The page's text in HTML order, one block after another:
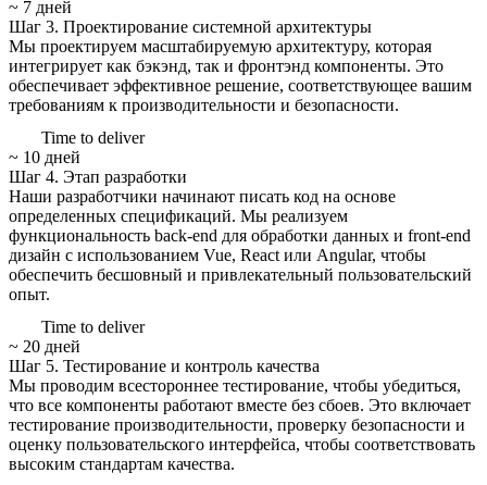
~ 7 дней
Шаг 3. Проектирование системной архитектуры
Мы проектируем масштабируемую архитектуру, которая
интегрирует как бэкэнд, так и фронтэнд компоненты. Это
обеспечивает эффективное решение, соответствующее вашим
требованиям к производительности и безопасности.
Time to deliver
~ 10 дней
Шаг 4. Этап разработки
Наши разработчики начинают писать код на основе
определенных спецификаций. Мы реализуем
функциональность back-end для обработки данных и front-end
дизайн с использованием Vue, React или Angular, чтобы
обеспечить бесшовный и привлекательный пользовательский
опыт.
Time to deliver
~ 20 дней
Шаг 5. Тестирование и контроль качества
Мы проводим всестороннее тестирование, чтобы убедиться,
что все компоненты работают вместе без сбоев. Это включает
тестирование производительности, проверку безопасности и
оценку пользовательского интерфейса, чтобы соответствовать
высоким стандартам качества.